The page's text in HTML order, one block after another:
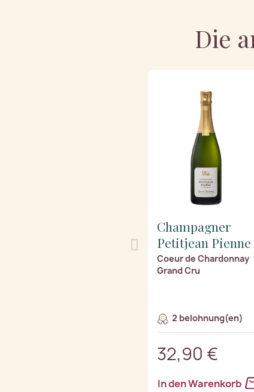
Die
Champagner
Petitjean Pienne
Coeur de Chardonnay
Grand Cru
2 belohnung(en)
32,90 €
In den Warenkorb